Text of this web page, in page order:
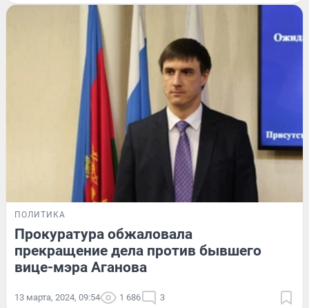
ПОЛИТИКА
Прокуратура обжаловала
прекращение дела против бывшего
вице-мэра Аганова
13 марта, 2024, 09:54 1 686 3